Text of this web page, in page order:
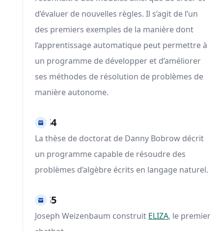
d’évaluer de nouvelles règles. Il s’agit de l’un
des premiers exemples de la manière dont
l’apprentissage automatique peut permettre à
un programme de développer et d’améliorer
ses méthodes de résolution de problèmes de
manière autonome.
1964
La thèse de doctorat de Danny Bobrow décrit
un programme capable de résoudre des
problèmes d’algèbre écrits en langage naturel.
1965
Joseph Weizenbaum construit ELIZA, le premier